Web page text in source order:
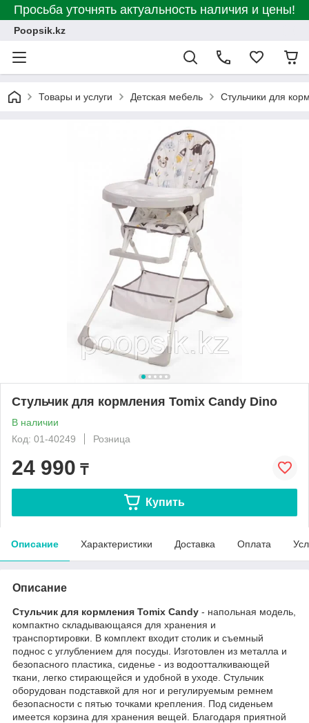
Просьба уточнять актуальность наличия и цены!
Poopsik.kz
Товары и услуги Детская мебель Стульчики для
Стульчик для кормления Tomix Candy Dino
В наличии
Код: 01-40249
Розница
24 990 ₸
Купить
Описание Характеристики Доставка Оплата
Описание
Стульчик для кормления Tomix Candy - напольная модель,
компактно складывающаяся для хранения и
транспортировки. В комплект входит столик и съемный
поднос с углублением для посуды. Изготовлен из металла и
безопасного пластика, сиденье - из водоотталкивающей
ткани, легко стирающейся и удобной в уходе. Стульчик
оборудован подставкой для ног и регулируемым ремнем
безопасности с пятью точками крепления. Под сиденьем
имеется корзина для хранения вещей. Благодаря приятной